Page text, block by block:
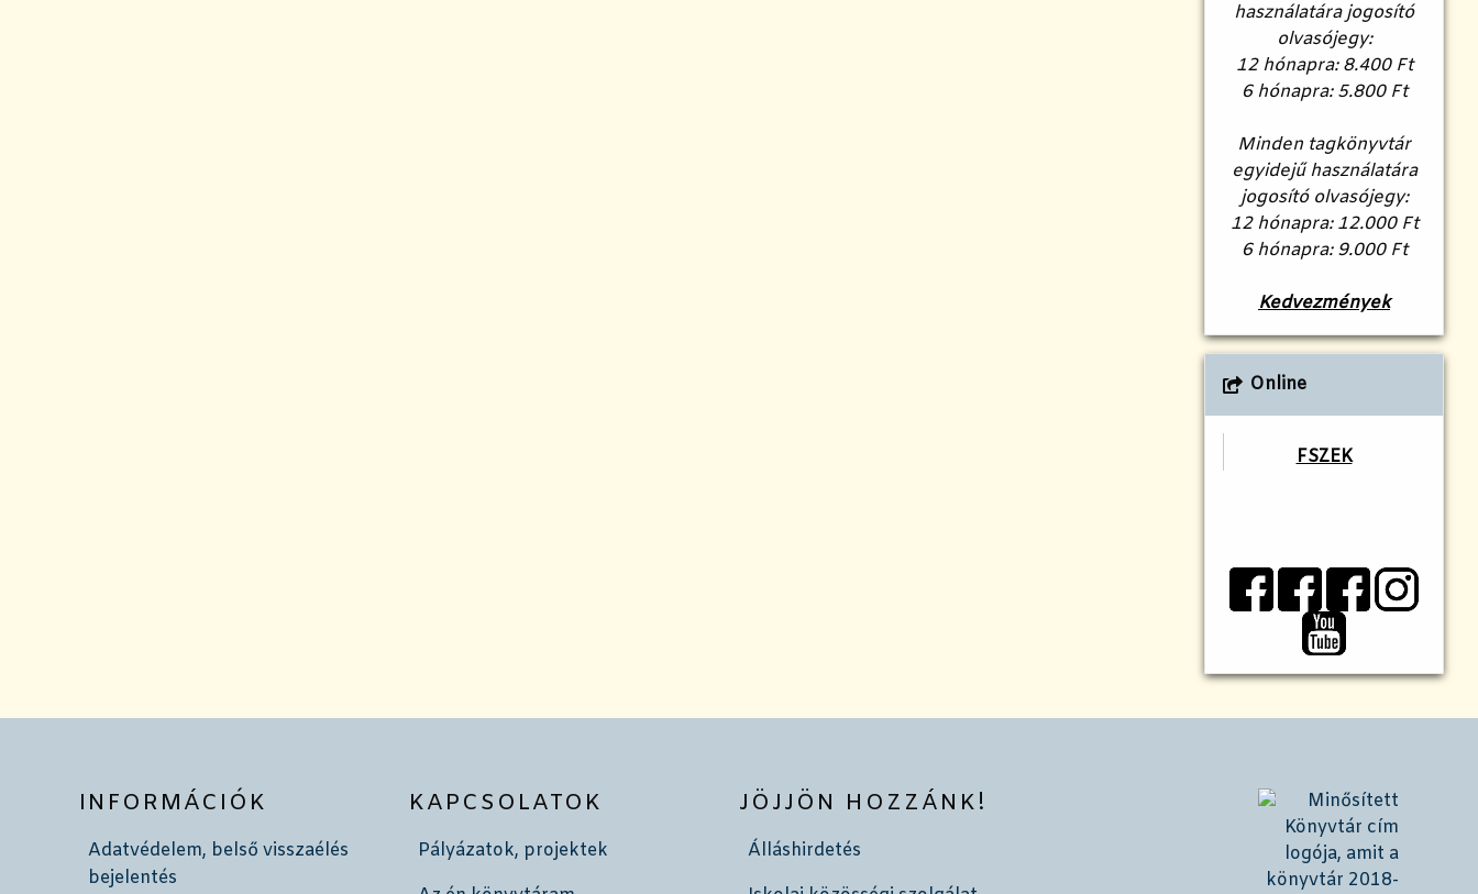
használatára jogosító
olvasójegy:
12 hónapra: 8.400 Ft
6 hónapra: 5.800 Ft
Minden tagkönyvtár
egyidejű használatára
jogosító olvasójegy:
12 hónapra: 12.000 Ft
6 hónapra: 9.000 Ft
Kedvezmények
Online
FSZEK
INFORMÁCIÓK
Adatvédelem, belső visszaélés
bejelentés
KAPCSOLATOK
Pályázatok, projektek
JÖJJÖN HOZZÁNK!
Álláshirdetés